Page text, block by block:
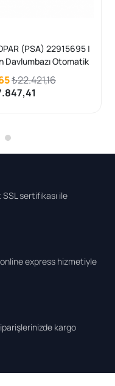
(PSA) 22915695 |
Davlumbazı Otomatik
Şanzıman insignia A
- A20DTH 09-17
₺22.421,16
sertifikası ile
express hizmetiyle
kargo